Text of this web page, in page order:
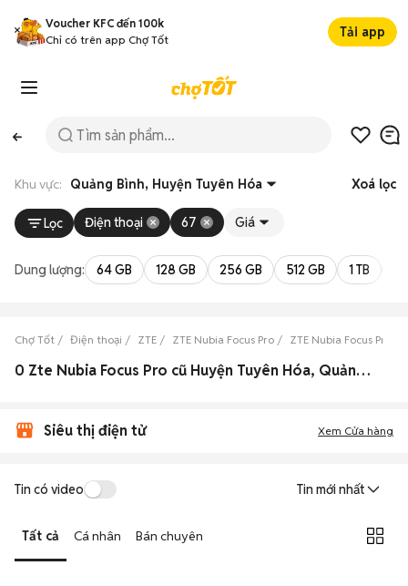
Voucher KFC đến 100k
Chỉ có trên app Chợ Tốt
Tải app
Khu vực: Quảng Bình, Huyện Tuyên Hóa Xoá lọc
Lọc Điện thoại 67 Giá
Dung lượng: 64 GB 128 GB 256 GB 512 GB 1 TB
Chợ Tốt Điện thoại ZTE ZTE Nubia Focus Pro ZTE Nubia Focus Pro
0 Zte Nubia Focus Pro cũ Huyện Tuyên Hóa, Quảng Bình đẹp
Siêu thị điện tử Xem Cửa hàng
Tin có video Tin mới nhất
Tất cả Cá nhân Bán chuyên